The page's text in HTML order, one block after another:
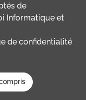
de
Informatique et
de confidentialité